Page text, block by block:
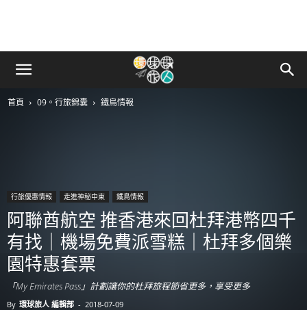
首頁 09。行旅錦囊 鐵鳥情報
行旅優惠情報 走進神秘中東 鐵鳥情報
阿聯酋航空 推香港來回杜拜港幣四千
有找｜機場免費派雪糕｜杜拜多個樂
園特惠套票
「My Emirates Pass」計劃讓你的杜拜旅程節省更多，享受更多
By 環球旅人 編輯部 - 2018-07-09